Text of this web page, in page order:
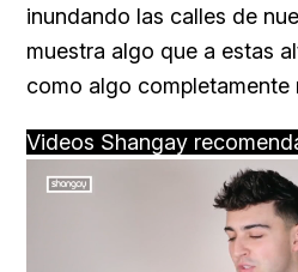
inundando las calles de
muestra algo que a estas
como algo completamente
Videos Shangay